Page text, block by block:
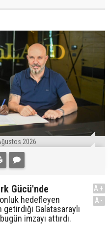
2026
Gücü'nde
hedefleyen
getirdiği Galatasaraylı
imzayı attırdı.
A+
A-